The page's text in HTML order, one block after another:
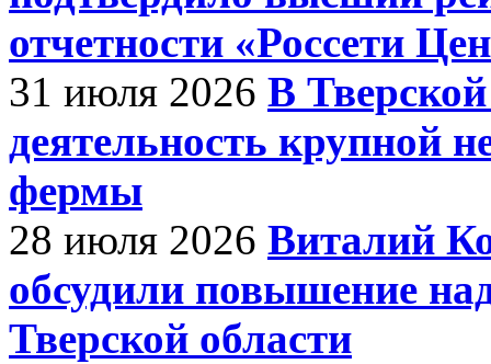
отчетности «Россети
31 июля 2026 В Тверской
деятельность крупной
фермы
28 июля 2026 Виталий
обсудили повышение
Тверской области